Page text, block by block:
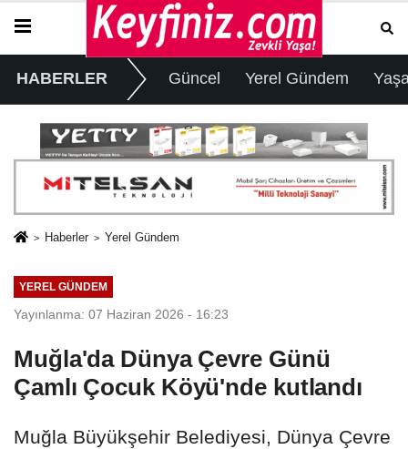
HABERLER Güncel Yerel Gündem
Haberler Yerel Gündem
YEREL GÜNDEM
Yayınlanma: 07 Haziran 2026 - 16:23
Muğla'da Dünya Çevre Günü
Çamlı Çocuk Köyü'nde kutlandı
Muğla Büyükşehir Belediyesi, Dünya Çevre